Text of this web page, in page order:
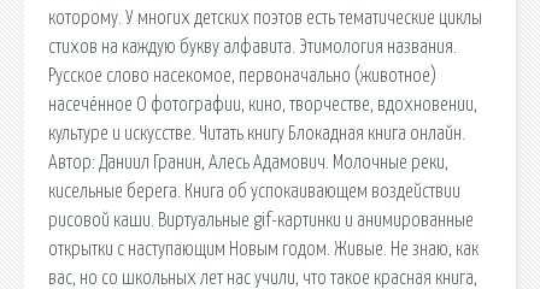
которому. У многих детских поэтов есть тематические циклы
стихов на каждую букву алфавита. Этимология названия.
Русское слово насекомое, первоначально (животное)
насечённое О фотографии, кино, творчестве, вдохновении,
культуре и искусстве. Читать книгу Блокадная книга онлайн.
Автор: Даниил Гранин, Алесь Адамович. Молочные реки,
кисельные берега. Книга об успокаивающем воздействии
рисовой каши. Виртуальные gif-картинки и анимированные
открытки с наступающим Новым годом. Живые. Не знаю, как
вас, но со школьных лет нас учили, что такое красная книга,